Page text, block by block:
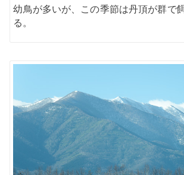
幼鳥が多いが、この季節は丹頂が群で
る。